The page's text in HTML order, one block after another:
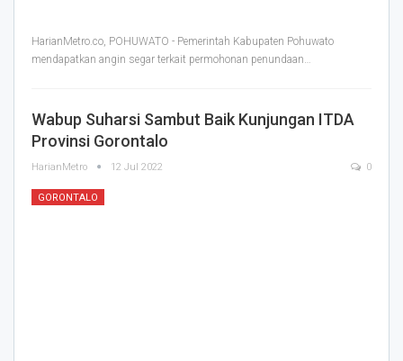
HarianMetro.co, POHUWATO - Pemerintah Kabupaten Pohuwato
mendapatkan angin segar terkait permohonan penundaan
Wabup Suharsi Sambut Baik Kunjungan ITDA
Provinsi Gorontalo
HarianMetro 12 Jul 2022 0
GORONTALO